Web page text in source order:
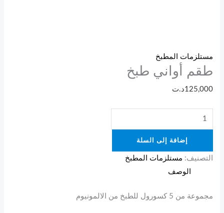
مستلزمات المطبخ
طقم أواني طبخ
125,000د.ت
إضافة إلى السلة
التصنيف: مستلزمات المطبخ
الوصف
مجموعة من 5 كسورول للطبخ من الالمونيوم